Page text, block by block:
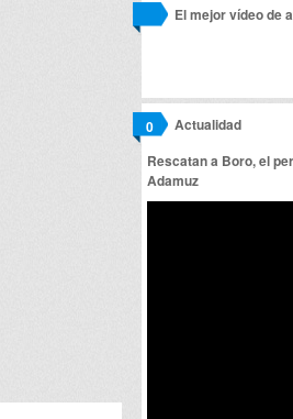
El mejor vídeo de
Actualidad
0
Rescatan a Boro, el
Adamuz